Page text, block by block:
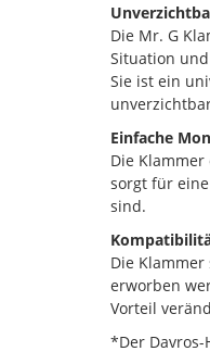
Die Mr. G
Situation
Sie ist ein
Einfache
Die
sorgt für
sind.
Die
erworben
Vorteil
*Der